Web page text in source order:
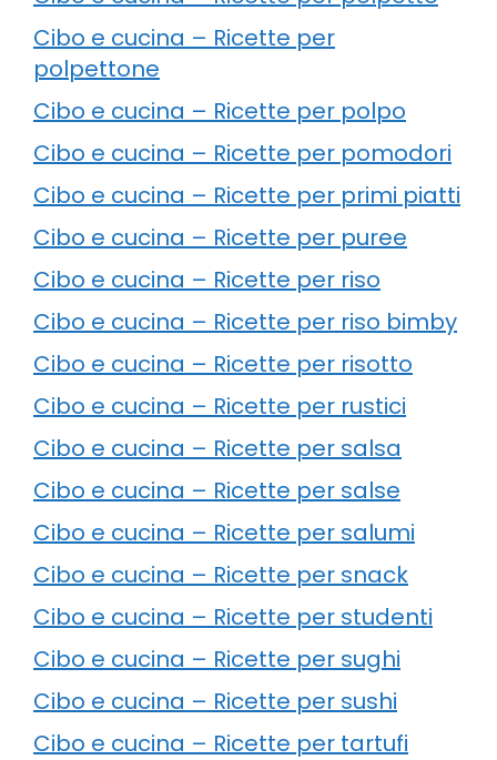
Cibo e cucina – Ricette per
polpettone
Cibo e cucina – Ricette per polpo
Cibo e cucina – Ricette per pomodori
Cibo e cucina – Ricette per primi piatti
Cibo e cucina – Ricette per puree
Cibo e cucina – Ricette per riso
Cibo e cucina – Ricette per riso bimby
Cibo e cucina – Ricette per risotto
Cibo e cucina – Ricette per rustici
Cibo e cucina – Ricette per salsa
Cibo e cucina – Ricette per salse
Cibo e cucina – Ricette per salumi
Cibo e cucina – Ricette per snack
Cibo e cucina – Ricette per studenti
Cibo e cucina – Ricette per sughi
Cibo e cucina – Ricette per sushi
Cibo e cucina – Ricette per tartufi